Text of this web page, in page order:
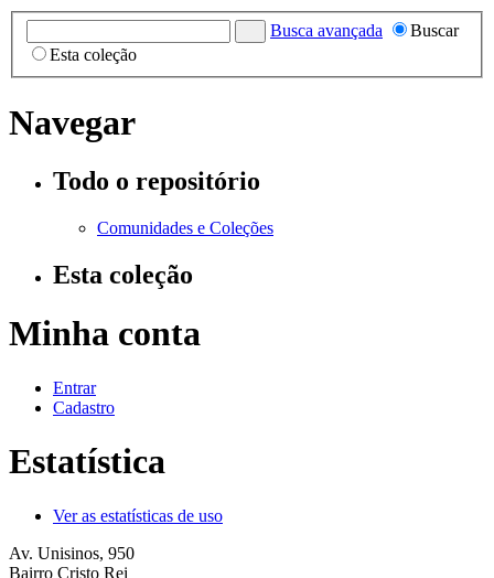
Busca avançada
Buscar
Esta coleção
Navegar
Todo o repositório
Comunidades e Coleções
Esta coleção
Minha conta
Entrar
Cadastro
Estatística
Ver as estatísticas de uso
Av. Unisinos, 950
Bairro Cristo Rei